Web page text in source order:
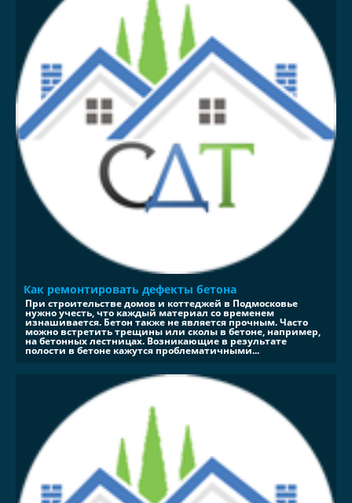
Как ремонтировать дефекты бетона
При строительстве домов и коттеджей в Подмосковье
нужно учесть, что каждый материал со временем
изнашивается. Бетон также не является прочным. Часто
можно встретить трещины или сколы в бетоне, например,
на бетонных лестницах. Возникающие в результате
полости в бетоне кажутся проблематичными...